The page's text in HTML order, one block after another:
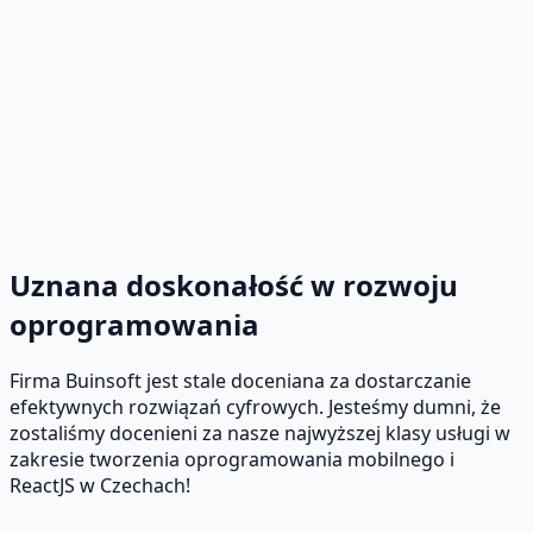
Uznana doskonałość w rozwoju
oprogramowania
Firma Buinsoft jest stale doceniana za dostarczanie
efektywnych rozwiązań cyfrowych. Jesteśmy dumni, że
zostaliśmy docenieni za nasze najwyższej klasy usługi w
zakresie tworzenia oprogramowania mobilnego i
ReactJS w Czechach!